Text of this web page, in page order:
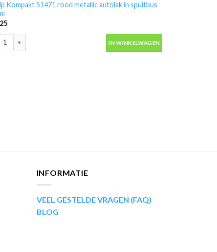
Kompakt 51471 rood metallic autolak in spuitbus
Kompakt 51471 rood metallic autolak in spuitbus 400ml aantal
IN WINKELWAGEN
INFORMATIE
VEEL GESTELDE VRAGEN (FAQ)
BLOG